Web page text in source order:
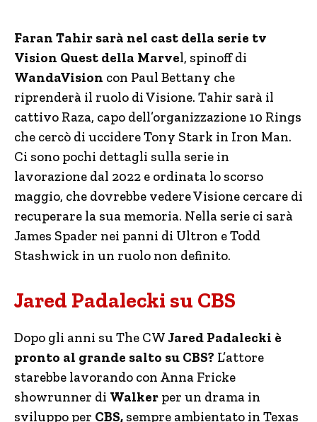
Faran Tahir sarà nel cast della serie tv
Vision Quest della Marvel, spinoff di
WandaVision con Paul Bettany che
riprenderà il ruolo di Visione. Tahir sarà il
cattivo Raza, capo dell’organizzazione 10 Rings
che cercò di uccidere Tony Stark in Iron Man.
Ci sono pochi dettagli sulla serie in
lavorazione dal 2022 e ordinata lo scorso
maggio, che dovrebbe vedere Visione cercare di
recuperare la sua memoria. Nella serie ci sarà
James Spader nei panni di Ultron e Todd
Stashwick in un ruolo non definito.
Jared Padalecki su CBS
Dopo gli anni su The CWJared Padalecki è
pronto al grande salto su CBS? L’attore
starebbe lavorando con Anna Fricke
showrunner di Walker per un drama in
sviluppo per CBS, sempre ambientato in Texas